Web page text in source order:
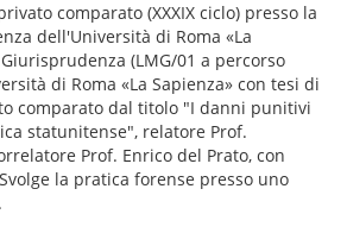
comparato (XXXIX ciclo) presso la
dell'Università di Roma «La
(LMG/01 a percorso
di Roma «La Sapienza» con tesi di
comparato dal titolo "I danni punitivi
statunitense", relatore Prof.
Prof. Enrico del Prato, con
la pratica forense presso uno